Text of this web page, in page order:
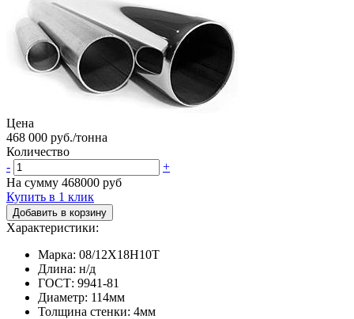
Цена
468 000 руб./тонна
Количество
-
+
На сумму 468000 руб
Купить в 1 клик
Добавить в корзину
Характеристики:
Марка: 08/12Х18Н10Т
Длина: н/д
ГОСТ: 9941-81
Диаметр: 114мм
Толщина стенки: 4мм